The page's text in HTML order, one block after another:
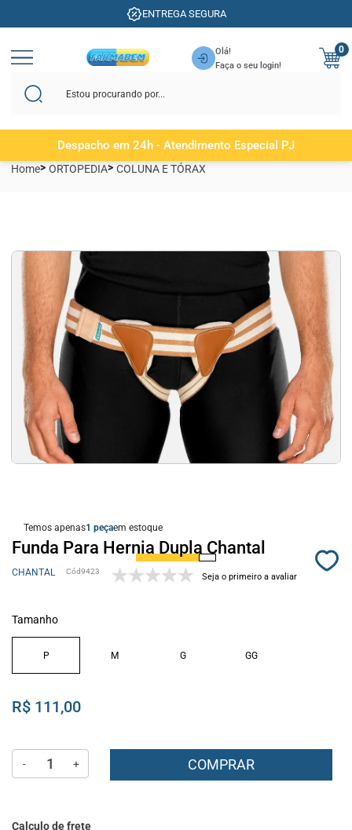
ENTREGA SEGURA
Olá!
Faça o seu login!
0
Despacho em 24h - Atendimento Especial PJ
Home ORTOPEDIA COLUNA E TÓRAX
Temos apenas1 em estoque
Funda Para Hernia Dupla Chantal
CHANTAL 9423 Seja o primeiro a avaliar
Tamanho
P M G GG
R$ 111,00
- + COMPRAR